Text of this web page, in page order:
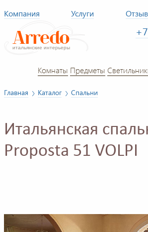
Компания Услуги
Комнаты Предметы
Главная Каталог Спальни
Итальянская
Proposta 51 VOLPI